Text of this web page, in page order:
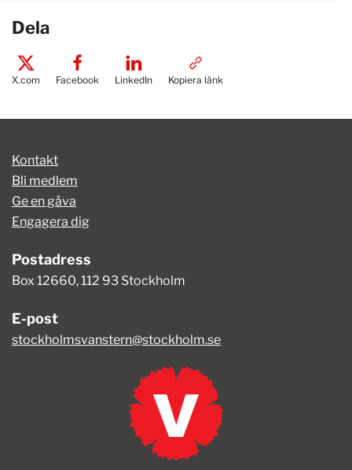
Dela
X.com Facebook LinkedIn Kopiera länk
Kontakt
Bli medlem
Ge en gåva
Engagera dig
Postadress
Box 12660, 112 93 Stockholm
E-post
stockholmsvanstern@stockholm.se